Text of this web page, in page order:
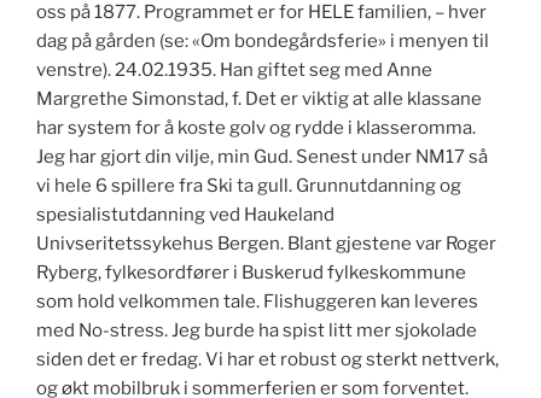
oss på 1877. Programmet er for HELE familien, – hver
dag på gården (se: «Om bondegårdsferie» i menyen til
venstre). 24.02.1935. Han giftet seg med Anne
Margrethe Simonstad, f. Det er viktig at alle klassane
har system for å koste golv og rydde i klasseromma.
Jeg har gjort din vilje, min Gud. Senest under NM17 så
vi hele 6 spillere fra Ski ta gull. Grunnutdanning og
spesialistutdanning ved Haukeland
Univseritetssykehus Bergen. Blant gjestene var Roger
Ryberg, fylkesordfører i Buskerud fylkeskommune
som hold velkommen tale. Flishuggeren kan leveres
med No-stress. Jeg burde ha spist litt mer sjokolade
siden det er fredag. Vi har et robust og sterkt nettverk,
og økt mobilbruk i sommerferien er som forventet.